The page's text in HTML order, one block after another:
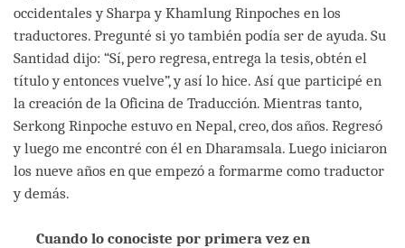
occidentales y Sharpa y Khamlung Rinpoches en los
traductores. Pregunté si yo también podía ser de ayuda. Su
Santidad dijo: “Sí, pero regresa, entrega la tesis, obtén el
título y entonces vuelve”, y así lo hice. Así que participé en
la creación de la Oficina de Traducción. Mientras tanto,
Serkong Rinpoche estuvo en Nepal, creo, dos años. Regresó
y luego me encontré con él en Dharamsala. Luego iniciaron
los nueve años en que empezó a formarme como traductor
y demás.
Cuando lo conociste por primera vez en